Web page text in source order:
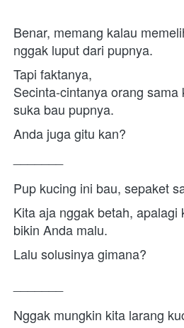
Benar, memang kalau
nggak luput dari pupnya.
Tapi faktanya,
Secinta-cintanya orang
suka bau pupnya.
Anda juga gitu kan?
Pup kucing ini bau, sepaket
Kita aja nggak betah, apalagi
bikin Anda malu.
Lalu solusinya gimana?
Nggak mungkin kita larang